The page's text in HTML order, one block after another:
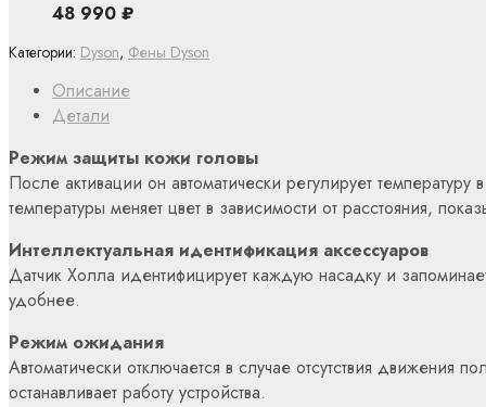
Описание
Детали
Режим защиты кожи головы
После активации он автоматически регулирует
температуры меняет цвет в зависимости от расстояния,
Интеллектуальная идентификация аксессуаров
Датчик Холла идентифицирует каждую насадку и
удобнее.
Режим ожидания
Автоматически отключается в случае отсутствия движения
останавливает работу устройства.
Категории: Dyson, Фены Dyson
48 990 ₽